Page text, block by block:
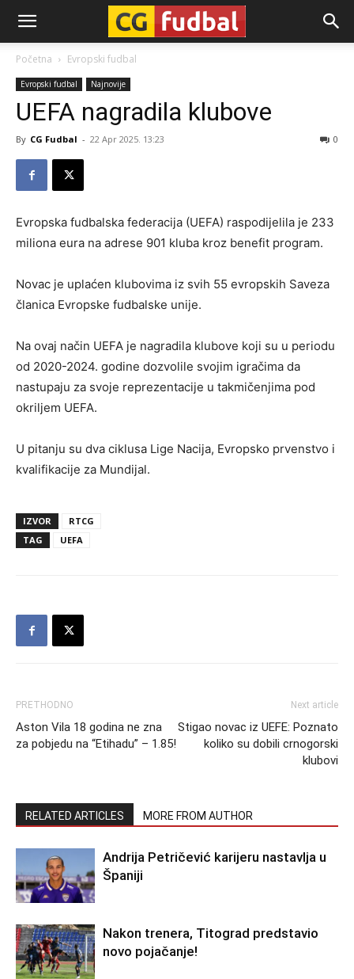
CG-
Fudbal
Početna Evropski fudbal
Evropski fudbal Najnovije
UEFA nagradila klubove
By CG Fudbal - 22 Apr 2025. 13:23 0
Evropska fudbalska federacija (UEFA) raspodijelila je 233
miliona eura na adrese 901 kluba kroz benefit program.
Novac je uplaćen klubovima iz svih 55 evropskih Saveza
članica Evropske fudbalske unije.
Na ovaj način UEFA je nagradila klubove koji su u periodu
od 2020-2024. godine dozvolile svojim igračima da
nastupaju za svoje reprezentacije u takmičenjima pod
okriljem UEFA.
U pitanju su dva ciklusa Lige Nacija, Evropsko prvenstvo i
kvalifikacije za Mundijal.
IZVOR
RTCG
TAG
UEFA
PRETHODNO
Aston Vila 18 godina ne zna
za pobjedu na “Etihadu” – 1.85!
Next article
Stigao novac iz UEFE: Poznato
koliko su dobili crnogorski
klubovi
RELATED ARTICLES MORE FROM AUTHOR
Andrija Petričević karijeru nastavlja u
Španiji
Nakon trenera, Titograd predstavio
novo pojačanje!